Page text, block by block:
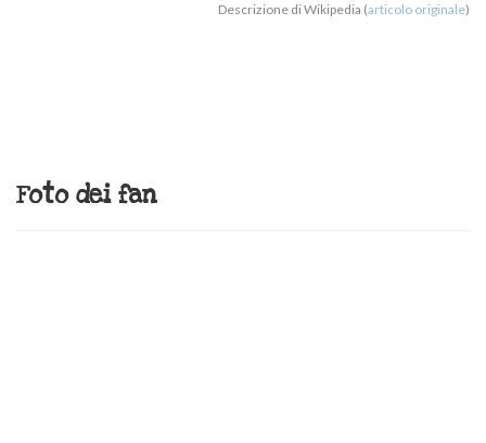
Descrizione di Wikipedia (articolo originale)
Foto dei fan